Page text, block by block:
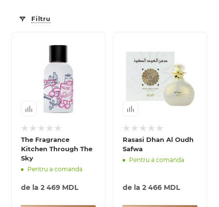
Filtru
The Fragrance
Kitchen Through The
Sky
Pentru a comanda
de la 2 469 MDL
Rasasi Dhan Al Oudh
Safwa
Pentru a comanda
de la 2 466 MDL